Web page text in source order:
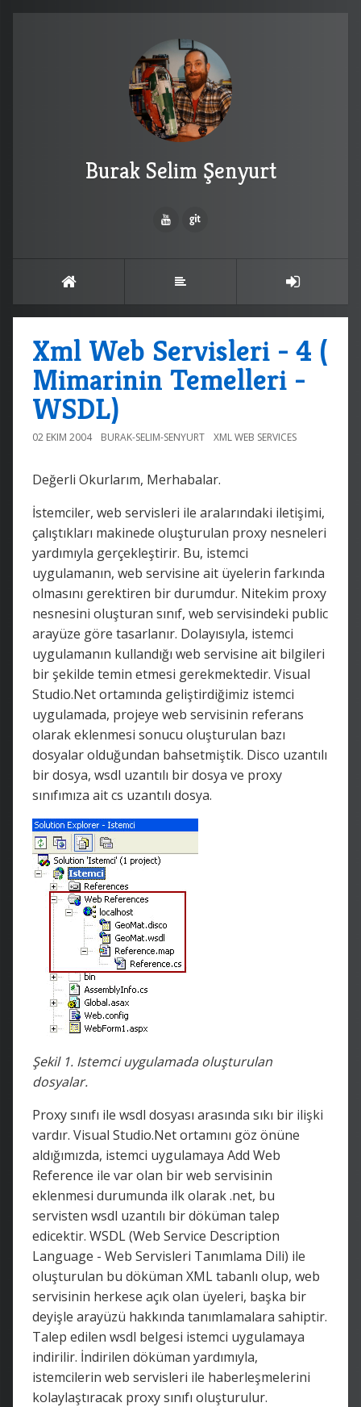
Burak Selim Şenyurt
Xml Web Servisleri - 4 (
Mimarinin Temelleri -
WSDL)
02 EKIM 2004 BURAK-SELIM-SENYURT XML WEB SERVICES
Değerli Okurlarım, Merhabalar.
İstemciler, web servisleri ile aralarındaki iletişimi,
çalıştıkları makinede oluşturulan proxy nesneleri
yardımıyla gerçekleştirir. Bu, istemci
uygulamanın, web servisine ait üyelerin farkında
olmasını gerektiren bir durumdur. Nitekim proxy
nesnesini oluşturan sınıf, web servisindeki public
arayüze göre tasarlanır. Dolayısıyla, istemci
uygulamanın kullandığı web servisine ait bilgileri
bir şekilde temin etmesi gerekmektedir. Visual
Studio.Net ortamında geliştirdiğimiz istemci
uygulamada, projeye web servisinin referans
olarak eklenmesi sonucu oluşturulan bazı
dosyalar olduğundan bahsetmiştik. Disco uzantılı
bir dosya, wsdl uzantılı bir dosya ve proxy
sınıfımıza ait cs uzantılı dosya.
Şekil 1. Istemci uygulamada oluşturulan
dosyalar.
Proxy sınıfı ile wsdl dosyası arasında sıkı bir ilişki
vardır. Visual Studio.Net ortamını göz önüne
aldığımızda, istemci uygulamaya Add Web
Reference ile var olan bir web servisinin
eklenmesi durumunda ilk olarak .net, bu
servisten wsdl uzantılı bir döküman talep
edicektir. WSDL (Web Service Description
Language - Web Servisleri Tanımlama Dili) ile
oluşturulan bu döküman XML tabanlı olup, web
servisinin herkese açık olan üyeleri, başka bir
deyişle arayüzü hakkında tanımlamalara sahiptir.
Talep edilen wsdl belgesi istemci uygulamaya
indirilir. İndirilen döküman yardımıyla,
istemcilerin web servisleri ile haberleşmelerini
kolaylaştıracak proxy sınıfı oluşturulur.